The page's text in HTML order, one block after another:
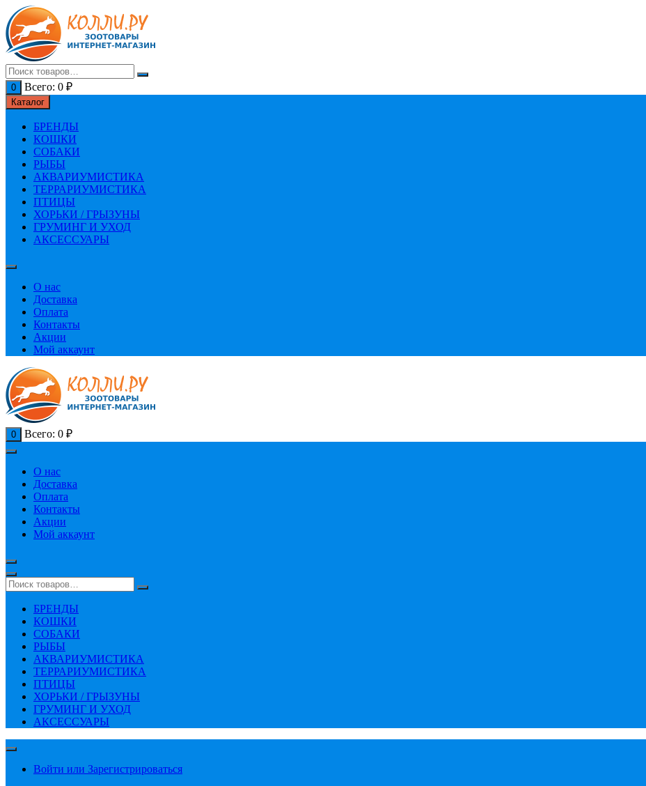
Перейти
к
содержимому
0 Всего: 0 ₽
Каталог
БРЕНДЫ
КОШКИ
СОБАКИ
РЫБЫ
АКВАРИУМИСТИКА
ТЕРРАРИУМИСТИКА
ПТИЦЫ
ХОРЬКИ / ГРЫЗУНЫ
ГРУМИНГ И УХОД
АКСЕССУАРЫ
О нас
Доставка
Оплата
Контакты
Акции
Мой аккаунт
0 Всего: 0 ₽
О нас
Доставка
Оплата
Контакты
Акции
Мой аккаунт
БРЕНДЫ
КОШКИ
СОБАКИ
РЫБЫ
АКВАРИУМИСТИКА
ТЕРРАРИУМИСТИКА
ПТИЦЫ
ХОРЬКИ / ГРЫЗУНЫ
ГРУМИНГ И УХОД
АКСЕССУАРЫ
Войти или Зарегистрироваться